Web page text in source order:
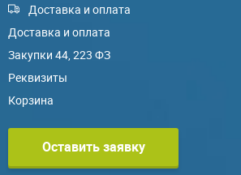
Доставка и оплата
Доставка и оплата
Закупки 44, 223 ФЗ
Реквизиты
Корзина
Оставить заявку